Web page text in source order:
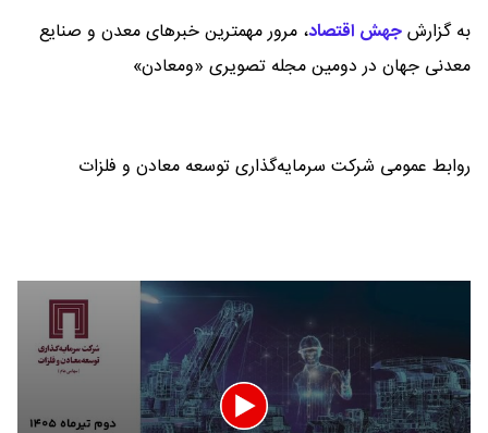
به گزارشجهش اقتصاد، مرور مهمترین خبرهای معدن و صنایع
معدنی جهان در دومین مجله تصویری «ومعادن»
روابط عمومی شرکت سرمایه‌گذاری توسعه معادن و فلزات